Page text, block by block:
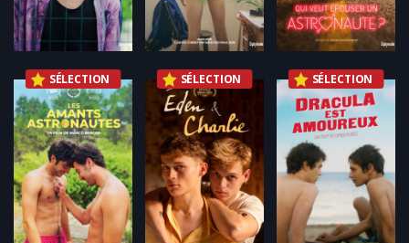
SÉLECTION SÉLECTION SÉLECTION